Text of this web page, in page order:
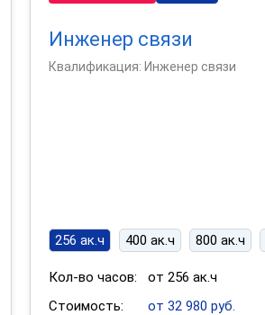
Инженер связи
Квалификация: Инженер связи
256 ак.ч 400 ак.ч 800 ак.ч
Кол-во часов:
от 256 ак.ч
Стоимость:
от 32 980 руб.